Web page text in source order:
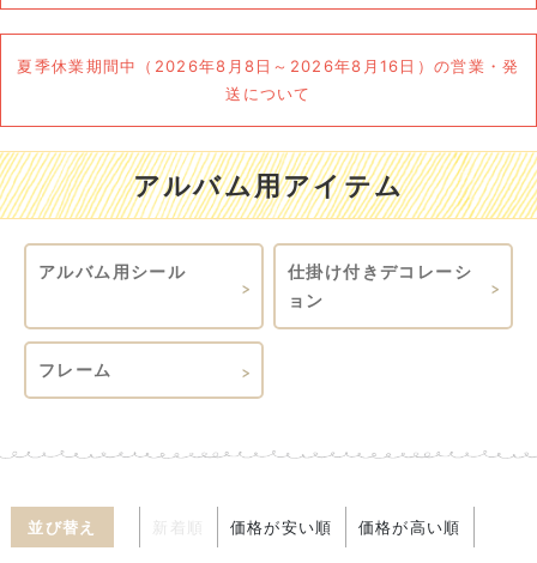
夏季休業期間中（2026年8月8日～2026年8月16日）の営業・発
送について
アルバム用アイテム
アルバム用シール
仕掛け付きデコレーシ
ョン
フレーム
並び替え 価格が安い順 価格が高い順